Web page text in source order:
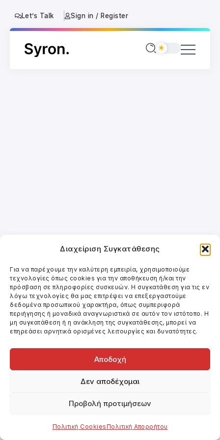
Διαχείριση Συγκατάθεσης
Για να παρέχουμε την καλύτερη εμπειρία, χρησιμοποιούμε
τεχνολογίες όπως cookies για την αποθήκευση ή/και την
πρόσβαση σε πληροφορίες συσκευών. Η συγκατάθεση για τις εν
λόγω τεχνολογίες θα μας επιτρέψει να επεξεργαστούμε
δεδομένα προσωπικού χαρακτήρα, όπως συμπεριφορά
περιήγησης ή μοναδικά αναγνωριστικά σε αυτόν τον ιστότοπο. Η
μη συγκατάθεση ή η ανάκληση της συγκατάθεσης, μπορεί να
επηρεάσει αρνητικά ορισμένες λειτουργίες και δυνατότητες.
Αποδοχή
Δεν αποδέχομαι
Προβολή προτιμήσεων
Πολιτική CookiesΠολιτική Απορρήτου
Let’s Talk Sign in / Register